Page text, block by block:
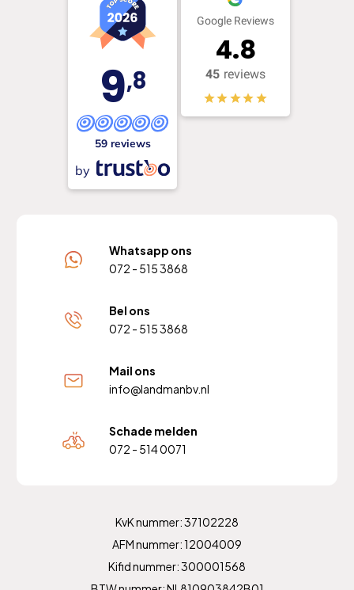
9,8
59 reviews
by
Google Reviews
4.8
45 reviews
Whatsapp ons
072 - 515 3868
Bel ons
072 - 515 3868
Mail ons
info@landmanbv.nl
Schade melden
072 - 514 0071
KvK nummer: 37102228
AFM nummer: 12004009
Kifid nummer: 300001568